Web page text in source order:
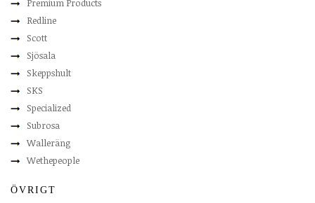
Premium Products
Redline
Scott
Sjösala
Skeppshult
SKS
Specialized
Subrosa
Walleräng
Wethepeople
ÖVRIGT